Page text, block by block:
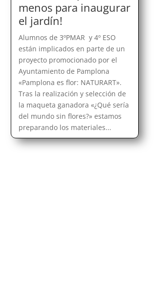
menos para inaugurar
el jardín!
Alumnos de 3ºPMAR y 4º ESO
están implicados en parte de un
proyecto promocionado por el
Ayuntamiento de Pamplona
«Pamplona es flor: NATURART».
Tras la realización y selección de
la maqueta ganadora «¿Qué sería
del mundo sin flores?» estamos
preparando los materiales...